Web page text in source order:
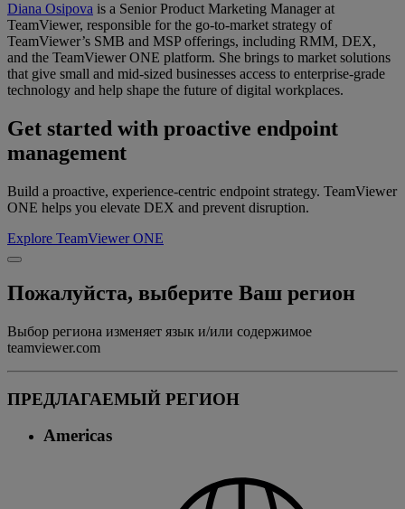
Diana Osipova is a Senior Product Marketing Manager at
TeamViewer, responsible for the go-to-market strategy of
TeamViewer’s SMB and MSP offerings, including RMM, DEX,
and the TeamViewer ONE platform. She brings to market solutions
that give small and mid-sized businesses access to enterprise-grade
technology and help shape the future of digital workplaces.
Get started with proactive endpoint
management
Build a proactive, experience-centric endpoint strategy. TeamViewer
ONE helps you elevate DEX and prevent disruption.
Explore TeamViewer ONE
Пожалуйста, выберите Ваш регион
Выбор региона изменяет язык и/или содержимое
teamviewer.com
ПРЕДЛАГАЕМЫЙ РЕГИОН
Americas